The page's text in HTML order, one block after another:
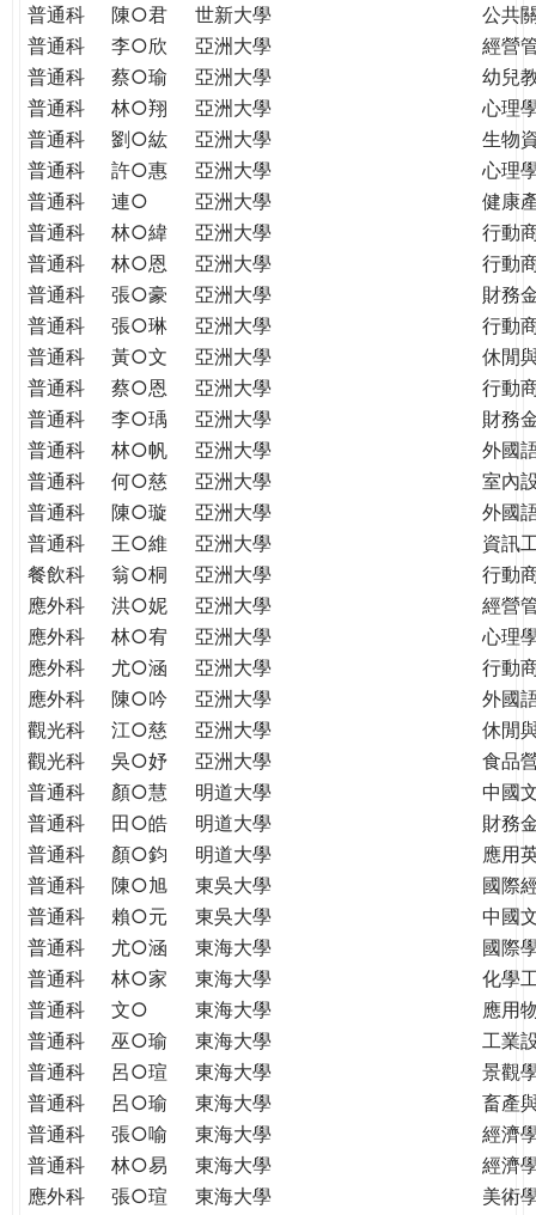
普通科
陳○君 世新大學
公共
普通科
李○欣 亞洲大學
經營
普通科
蔡○瑜 亞洲大學
幼兒
普通科
林○翔 亞洲大學
心理
普通科
劉○紘 亞洲大學
生物
普通科
許○惠 亞洲大學
心理
普通科
連○ 亞洲大學
健康
普通科
林○緯 亞洲大學
行動
普通科
林○恩 亞洲大學
行動
普通科
張○豪 亞洲大學
財務
普通科
張○琳 亞洲大學
行動
普通科
黃○文 亞洲大學
休閒
普通科
蔡○恩 亞洲大學
行動
普通科
李○瑀 亞洲大學
財務
普通科
林○帆 亞洲大學
外國
普通科
何○慈 亞洲大學
室內
普通科
陳○璇 亞洲大學
外國
普通科
王○維 亞洲大學
資訊
餐飲科
翁○桐 亞洲大學
行動
應外科
洪○妮 亞洲大學
經營
應外科
林○宥 亞洲大學
心理
應外科
尤○涵 亞洲大學
行動
應外科
陳○吟 亞洲大學
外國
觀光科
江○慈 亞洲大學
休閒
觀光科
吳○妤 亞洲大學
食品
普通科
顏○慧 明道大學
中國
普通科
田○皓 明道大學
財務
普通科
顏○鈞 明道大學
應用
普通科
陳○旭 東吳大學
國際
普通科
賴○元 東吳大學
中國
普通科
尤○涵 東海大學
國際
普通科
林○家 東海大學
化學
普通科
文○ 東海大學
應用
普通科
巫○瑜 東海大學
工業
普通科
呂○瑄 東海大學
景觀
普通科
呂○瑜 東海大學
畜產
普通科
張○喻 東海大學
經濟
普通科
林○易 東海大學
經濟
應外科
張○瑄 東海大學
美術